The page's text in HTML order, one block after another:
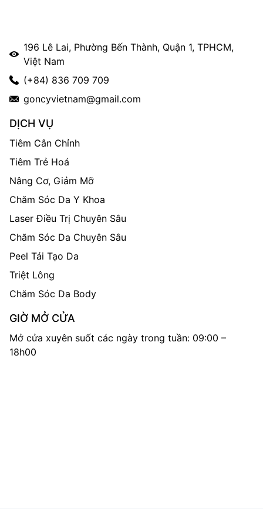
196 Lê Lai, Phường Bến Thành, Quận 1, TPHCM,
Việt Nam
(+84) 836 709 709
goncyvietnam@gmail.com
DỊCH VỤ
Tiêm Cân Chỉnh
Tiêm Trẻ Hoá
Nâng Cơ, Giảm Mỡ
Chăm Sóc Da Y Khoa
Laser Điều Trị Chuyên Sâu
Chăm Sóc Da Chuyên Sâu
Peel Tái Tạo Da
Triệt Lông
Chăm Sóc Da Body
GIỜ MỞ CỬA
Mở cửa xuyên suốt các ngày trong tuần: 09:00 –
18h00